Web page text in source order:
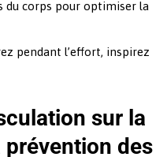
du corps pour optimiser la
pendant l’effort, inspirez
sur la
des